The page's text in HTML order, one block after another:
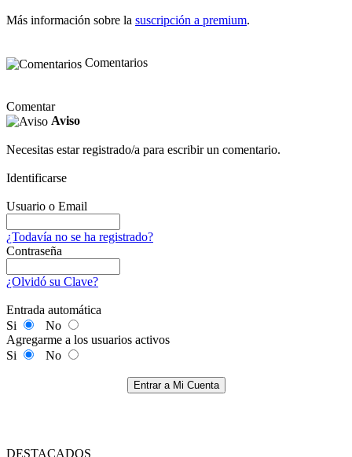
Más información sobre la suscripción a premium.
Comentarios
Comentar
Aviso
Necesitas estar registrado/a para escribir un comentario.
Identificarse
Usuario o Email
¿Todavía no se ha registrado?
Contraseña
¿Olvidó su Clave?
Entrada automática
Si
No
Agregarme a los usuarios activos
Si
No
Entrar a Mi Cuenta
DESTACADOS